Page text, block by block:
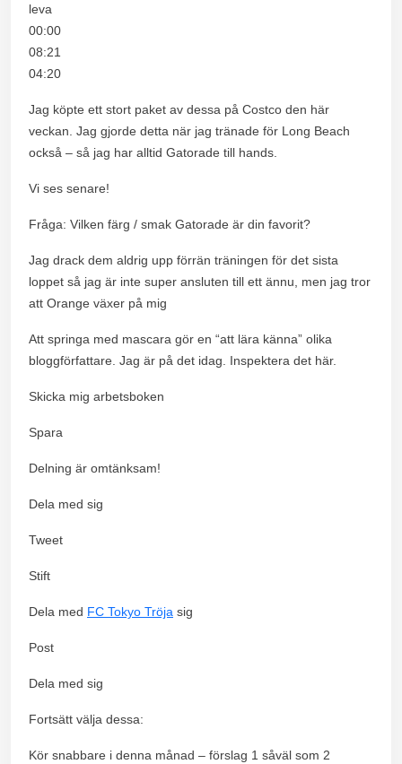
leva
00:00
08:21
04:20
Jag köpte ett stort paket av dessa på Costco den här
veckan. Jag gjorde detta när jag tränade för Long Beach
också – så jag har alltid Gatorade till hands.
Vi ses senare!
Fråga: Vilken färg / smak Gatorade är din favorit?
Jag drack dem aldrig upp förrän träningen för det sista
loppet så jag är inte super ansluten till ett ännu, men jag tror
att Orange växer på mig
Att springa med mascara gör en “att lära känna” olika
bloggförfattare. Jag är på det idag. Inspektera det här.
Skicka mig arbetsboken
Spara
Delning är omtänksam!
Dela med sig
Tweet
Stift
Dela med FC Tokyo Tröja sig
Post
Dela med sig
Fortsätt välja dessa:
Kör snabbare i denna månad – förslag 1 såväl som 2